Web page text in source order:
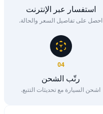
استفسار عبر الإنترنت
احصل على تفاصيل السعر والحالة.
04
رتّب الشحن
اشحن السيارة مع تحديثات التتبع.